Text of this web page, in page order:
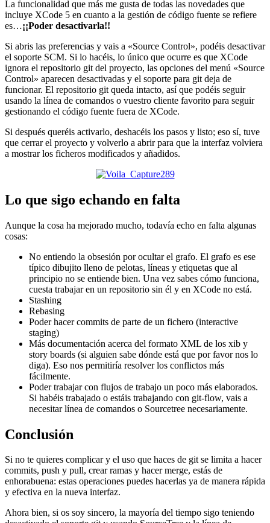
La funcionalidad que más me gusta de todas las novedades que
incluye XCode 5 en cuanto a la gestión de código fuente se refiere
es…¡¡Poder desactivarla!!
Si abris las preferencias y vais a «Source Control», podéis desactivar
el soporte SCM. Si lo hacéis, lo único que ocurre es que XCode
ignora el repositorio git del proyecto, las opciones del menú «Source
Control» aparecen desactivadas y el soporte para git deja de
funcionar. El repositorio git queda intacto, así que podéis seguir
usando la línea de comandos o vuestro cliente favorito para seguir
gestionando el código fuente fuera de XCode.
Si después queréis activarlo, deshacéis los pasos y listo; eso sí, tuve
que cerrar el proyecto y volverlo a abrir para que la interfaz volviera
a mostrar los ficheros modificados y añadidos.
Lo que sigo echando en falta
Aunque la cosa ha mejorado mucho, todavía echo en falta algunas
cosas:
No entiendo la obsesión por ocultar el grafo. El grafo es ese
típico dibujito lleno de pelotas, líneas y etiquetas que al
principio no se entiende bien. Una vez sabes cómo funciona,
cuesta trabajar en un repositorio sin él y en XCode no está.
Stashing
Rebasing
Poder hacer commits de parte de un fichero (interactive
staging)
Más documentación acerca del formato XML de los xib y
story boards (si alguien sabe dónde está que por favor nos lo
diga). Eso nos permitiría resolver los conflictos más
fácilmente.
Poder trabajar con flujos de trabajo un poco más elaborados.
Si habéis trabajado o estáis trabajando con git-flow, vais a
necesitar línea de comandos o Sourcetree necesariamente.
Conclusión
Si no te quieres complicar y el uso que haces de git se limita a hacer
commits, push y pull, crear ramas y hacer merge, estás de
enhorabuena: estas operaciones puedes hacerlas ya de manera rápida
y efectiva en la nueva interfaz.
Ahora bien, si os soy sincero, la mayoría del tiempo sigo teniendo